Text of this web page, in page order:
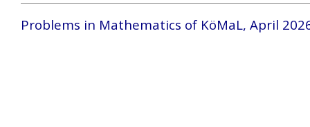
Problems in Mathematics of KöMaL, April